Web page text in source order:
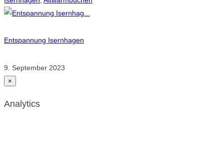
Entspannung Isernhagen
9. September 2023
×
Analytics